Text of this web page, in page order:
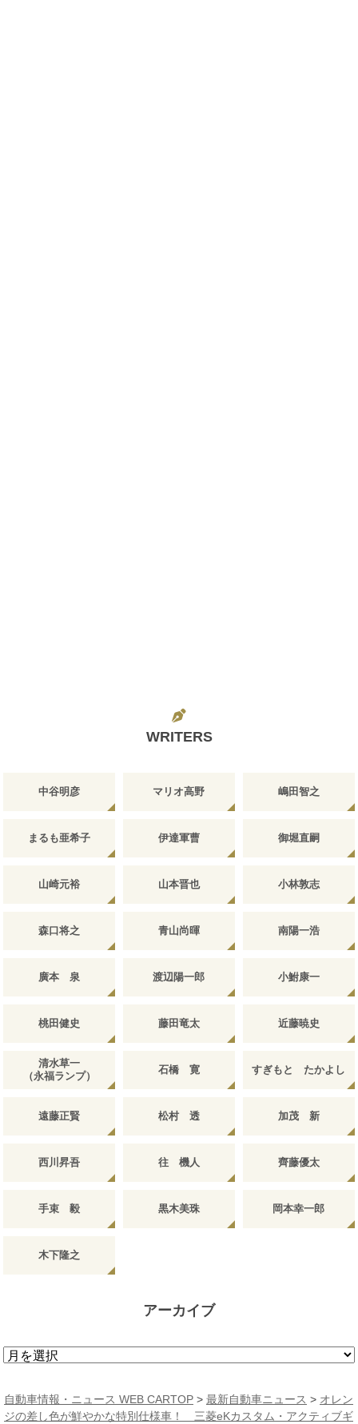
WRITERS
中谷明彦 マリオ高野 嶋田智之
まるも亜希子 伊達軍曹 御堀直嗣
山崎元裕 山本晋也 小林敦志
森口将之 青山尚暉 南陽一浩
廣本 泉 渡辺陽一郎 小鮒康一
桃田健史 藤田竜太 近藤暁史
清水草一
（永福ランプ）
石橋 寛 すぎもと たかよし
遠藤正賢 松村 透 加茂 新
西川昇吾 往 機人 齊藤優太
手束 毅 黒木美珠 岡本幸一郎
木下隆之
アーカイブ
ア
カ
イ
自動車情報・ニュース WEB CARTOP > 最新自動車ニュース > オレン
ジの差し色が鮮やかな特別仕様車！ 三菱eKカスタム・アクティブギ